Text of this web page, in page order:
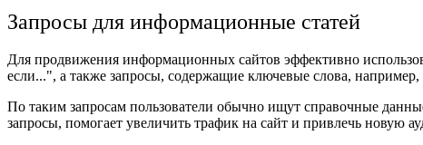
Запросы для информационные статей
Для продвижения информационных сайтов эффективно
если...", а также запросы, содержащие ключевые слова,
По таким запросам пользователи обычно ищут справочные
запросы, помогает увеличить трафик на сайт и привлечь новую